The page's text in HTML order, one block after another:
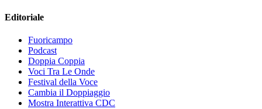
Editoriale
Fuoricampo
Podcast
Doppia Coppia
Voci Tra Le Onde
Festival della Voce
Cambia il Doppiaggio
Mostra Interattiva CDC